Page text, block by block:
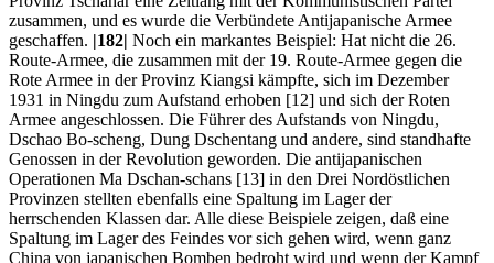
zusammen, und es wurde die Verbündete Antijapanische Armee
geschaffen. |182| Noch ein markantes Beispiel: Hat nicht die 26.
Route-Armee, die zusammen mit der 19. Route-Armee gegen die
Rote Armee in der Provinz Kiangsi kämpfte, sich im Dezember
1931 in Ningdu zum Aufstand erhoben [12] und sich der Roten
Armee angeschlossen. Die Führer des Aufstands von Ningdu,
Dschao Bo-scheng, Dung Dschentang und andere, sind standhafte
Genossen in der Revolution geworden. Die antijapanischen
Operationen Ma Dschan-schans [13] in den Drei Nordöstlichen
Provinzen stellten ebenfalls eine Spaltung im Lager der
herrschenden Klassen dar. Alle diese Beispiele zeigen, daß eine
Spaltung im Lager des Feindes vor sich gehen wird, wenn ganz
China von japanischen Bomben bedroht wird und wenn der Kampf